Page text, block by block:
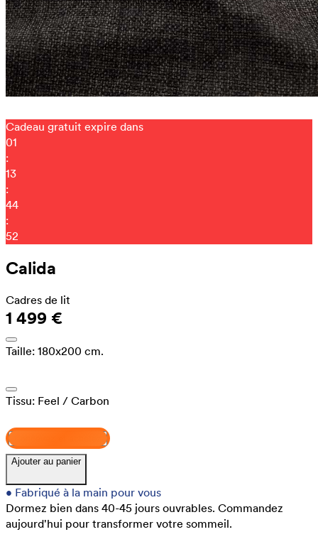
Cadeau gratuit expire dans
01
:
13
:
44
:
45
Calida
Cadres de lit
1 499 €
Taille: 180x200 cm.
Tissu: Feel / Carbon
Ajouter au panier
• Fabriqué à la main pour vous
Dormez bien dans 40-45 jours ouvrables. Commandez
aujourd'hui pour transformer votre sommeil.